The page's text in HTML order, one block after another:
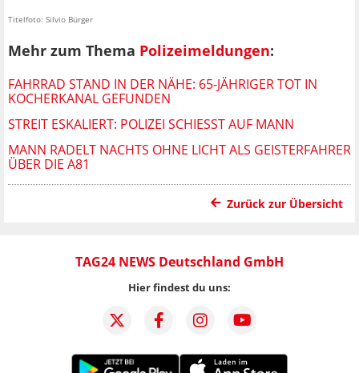
Titelfoto: Silvio Bürger
Mehr zum Thema Polizeimeldungen:
FAHRRAD STAND IN DER NÄHE: 65-JÄHRIGER TOT IN
KOCHERKANAL GEFUNDEN
STREIT ESKALIERT: POLIZEI SCHIESST AUF MANN
MANN RADELT NACHTS OHNE LICHT ALS GEISTERFAHRER
ÜBER DIE A81
Zurück zur Übersicht
TAG24 NEWS Deutschland GmbH
Hier findest du uns: